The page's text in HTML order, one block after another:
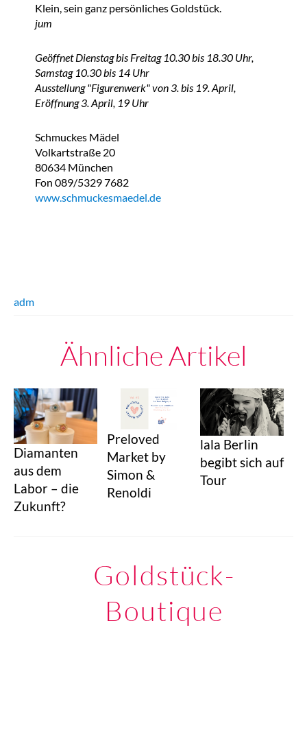
Klein, sein ganz persönliches Goldstück.
jum
Geöffnet Dienstag bis Freitag 10.30 bis 18.30 Uhr,
Samstag 10.30 bis 14 Uhr
Ausstellung "Figurenwerk" von 3. bis 19. April,
Eröffnung 3. April, 19 Uhr
Schmuckes Mädel
Volkartstraße 20
80634 München
Fon 089/5329 7682
www.schmuckesmaedel.de
adm
Ähnliche Artikel
Diamanten
aus dem
Labor – die
Zukunft?
Preloved
Market by
Simon &
Renoldi
lala Berlin
begibt sich auf
Tour
Goldstück-
Boutique